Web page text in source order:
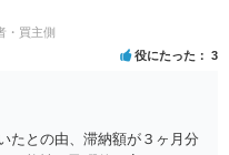
・買主側
役にたった 3
たとの由、滞納額が３ヶ月分